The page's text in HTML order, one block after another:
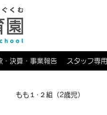
・決算・事業報告 スタッフ専用
もも１･２組（2歳児）